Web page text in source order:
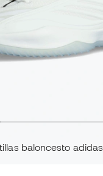
baloncesto adidas